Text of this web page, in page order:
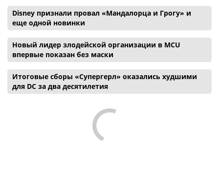
Disney признали провал «Мандалорца и Грогу» и
еще одной новинки
Новый лидер злодейской организации в MCU
впервые показан без маски
Итоговые сборы «Супергерл» оказались худшими
для DC за два десятилетия